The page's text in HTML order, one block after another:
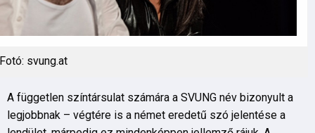
Fotó: svung.at
A független színtársulat számára a SVUNG név bizonyult a
legjobbnak – végtére is a német eredetű szó jelentése a